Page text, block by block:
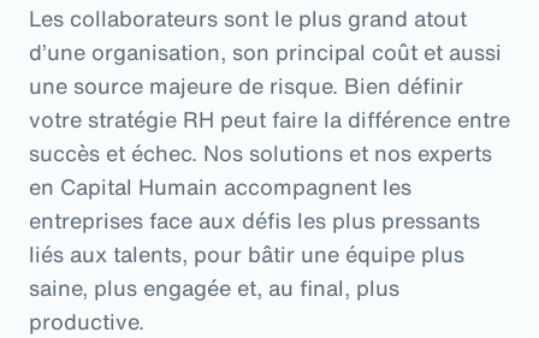
Les collaborateurs sont le plus grand atout
d’une organisation, son principal coût et aussi
une source majeure de risque. Bien définir
votre stratégie RH peut faire la différence entre
succès et échec. Nos solutions et nos experts
en Capital Humain accompagnent les
entreprises face aux défis les plus pressants
liés aux talents, pour bâtir une équipe plus
saine, plus engagée et, au final, plus
productive.